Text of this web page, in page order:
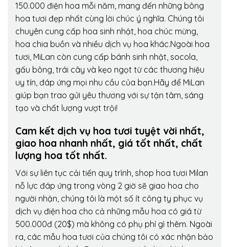
150.000 điện hoa mỗi năm, mang đến những bông
hoa tươi đẹp nhất cùng lời chúc ý nghĩa. Chúng tôi
chuyên cung cấp hoa sinh nhật, hoa chúc mừng,
hoa chia buồn và nhiều dịch vụ hoa khác.Ngoài hoa
tươi, MiLan còn cung cấp bánh sinh nhật, socola,
gấu bông, trái cây và kẹo ngọt từ các thương hiệu
uy tín, đáp ứng mọi nhu cầu của bạn.Hãy để MiLan
giúp bạn trao gửi yêu thương với sự tận tâm, sáng
tạo và chất lượng vượt trội!
Cam kết dịch vụ hoa tươi tuyệt vời nhất,
giao hoa nhanh nhất, giá tốt nhất, chất
lượng hoa tốt nhất.
Với sự liên tục cải tiến quy trình, shop hoa tươi Milan
nỗ lực đáp ứng trong vòng 2 giờ sẽ giao hoa cho
người nhận, chúng tôi là một số ít công ty phục vụ
dịch vụ điện hoa cho cả những mẫu hoa có giá từ
500.000đ (20$) mà không có phụ phí gì thêm. Ngoài
ra, các mẫu hoa tươi của chúng tôi có xác nhận bảo